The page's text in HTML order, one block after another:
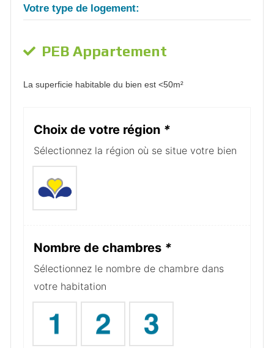
Votre type de logement:
PEB Appartement
La superficie habitable du bien est <50m²
Choix de votre région *
Sélectionnez la région où se situe votre bien
Nombre de chambres *
Sélectionnez le nombre de chambre dans
votre habitation